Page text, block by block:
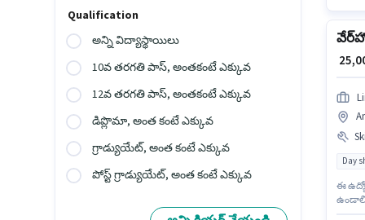
Qualification
అన్ని విద్యాస్థాయిలు
10వ తరగతి పాస్, అంతకంటే ఎక్కువ
12వ తరగతి పాస్, అంతకంటే ఎక్కువ
డిప్లొమా, అంత కంటే ఎక్కువ
గ్రాడ్యుయేట్, అంత కంటే ఎక్కువ
పోస్ట్ గ్రాడ్యుయేట్, అంత కంటే ఎక్కువ
₹
Day
ఈ
ఉండాలి.